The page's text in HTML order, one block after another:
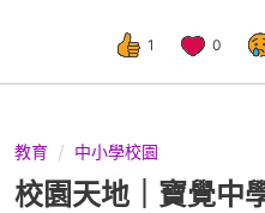
1 0
教育 中小學校園
校園天地｜寶覺中